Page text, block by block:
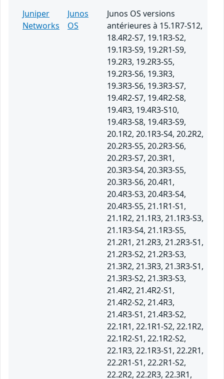
Juniper
Networks
Junos
OS
Junos OS versions
antérieures à 15.1R7-S12,
18.4R2-S7, 19.1R3-S2,
19.1R3-S9, 19.2R1-S9,
19.2R3, 19.2R3-S5,
19.2R3-S6, 19.3R3,
19.3R3-S6, 19.3R3-S7,
19.4R2-S7, 19.4R2-S8,
19.4R3, 19.4R3-S10,
19.4R3-S8, 19.4R3-S9,
20.1R2, 20.1R3-S4, 20.2R2,
20.2R3-S5, 20.2R3-S6,
20.2R3-S7, 20.3R1,
20.3R3-S4, 20.3R3-S5,
20.3R3-S6, 20.4R1,
20.4R3-S3, 20.4R3-S4,
20.4R3-S5, 21.1R1-S1,
21.1R2, 21.1R3, 21.1R3-S3,
21.1R3-S4, 21.1R3-S5,
21.2R1, 21.2R3, 21.2R3-S1,
21.2R3-S2, 21.2R3-S3,
21.3R2, 21.3R3, 21.3R3-S1,
21.3R3-S2, 21.3R3-S3,
21.4R2, 21.4R2-S1,
21.4R2-S2, 21.4R3,
21.4R3-S1, 21.4R3-S2,
22.1R1, 22.1R1-S2, 22.1R2,
22.1R2-S1, 22.1R2-S2,
22.1R3, 22.1R3-S1, 22.2R1,
22.2R1-S1, 22.2R1-S2,
22.2R2, 22.2R3, 22.3R1,